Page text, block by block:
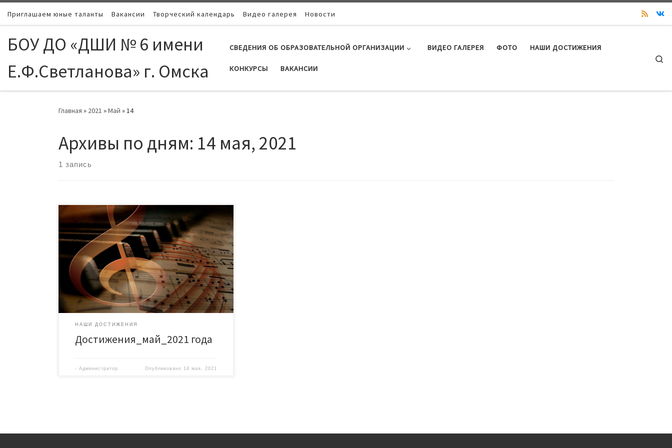
Skip to content
Приглашаем юные таланты Вакансии Творческий календарь Видео галерея Новости
БОУ ДО «ДШИ № 6 имени
Е.Ф.Светланова» г. Омска
СВЕДЕНИЯ ОБ ОБРАЗОВАТЕЛЬНОЙ ОРГАНИЗАЦИИ ВИДЕО ГАЛЕРЕЯ ФОТО НАШИ ДОСТИЖЕНИЯ
КОНКУРСЫ ВАКАНСИИ
Главная » 2021 »Май »14
Архивы по дням: 14 мая, 2021
1 запись
Бурмистрова Элина (преп. Рыковская Я.П.)
МЕЖДУНАРОДНЫЙ МНОГОЖАНРОВЫЙ КОНКУРС
«МАЛЕНЬКИЕ ЗВЕЗДОЧКИ» Омск май 2021 г. III место
Русакова Анна (преп. Кремнева С.В.) ГОРОДСКАЯ
ОЛИМПИАДА «НЕЗНАЙКА В […]
НАШИ ДОСТИЖЕНИЯ
Достижения_май_2021 года
-Администратор Опубликовано 14 мая, 2021